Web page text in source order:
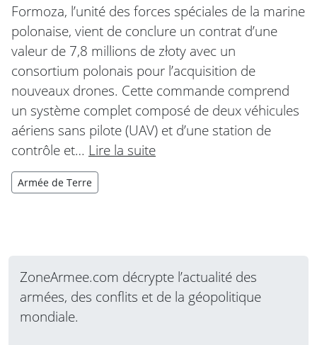
Formoza, l’unité des forces spéciales de la marine
polonaise, vient de conclure un contrat d’une
valeur de 7,8 millions de złoty avec un
consortium polonais pour l’acquisition de
nouveaux drones. Cette commande comprend
un système complet composé de deux véhicules
aériens sans pilote (UAV) et d’une station de
contrôle et… Lire la suite
Armée de Terre
ZoneArmee.com décrypte l’actualité des
armées, des conflits et de la géopolitique
mondiale.